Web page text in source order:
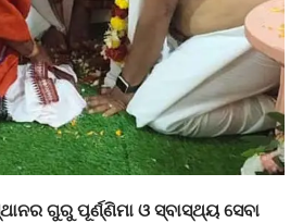
ଗୁରୁ ପୂର୍ଣ୍ଣିମା ଓ ସ୍ବାସ୍ଥ୍ୟ ସେବା